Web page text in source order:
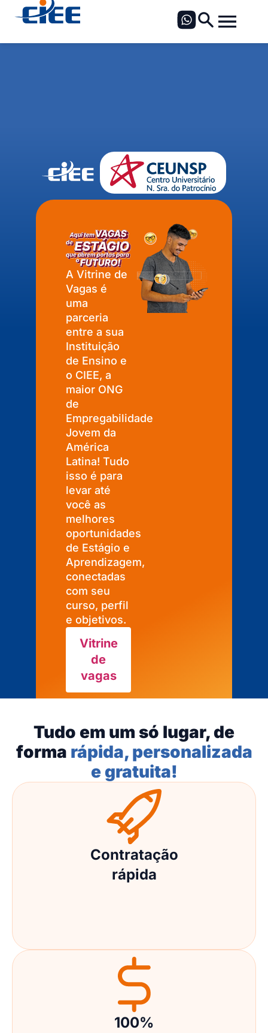
A Vitrine de
Vagas é
uma
parceria
entre a sua
Instituição
de Ensino e
o CIEE, a
maior ONG
de
Empregabilidade
Jovem da
América
Latina! Tudo
isso é para
levar até
você as
melhores
oportunidades
de Estágio e
Aprendizagem,
conectadas
com seu
curso, perfil
e objetivos.
Vitrine
de
vagas
Tudo em um só lugar, de
forma rápida, personalizada
e gratuita!
Contratação
rápida
100%